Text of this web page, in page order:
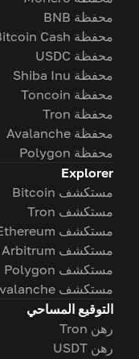
محفظة BNB
محفظة Bitcoin Cash
محفظة USDC
محفظة Shiba Inu
محفظة Toncoin
محفظة Tron
محفظة Avalanche
محفظة Polygon
Explorer
مستكشف Bitcoin
مستكشف Tron
مستكشف Ethereum
مستكشف Arbitrum
مستكشف Polygon
مستكشف Avalanche
التوقيع المساحي
رهن Tron
رهن USDT